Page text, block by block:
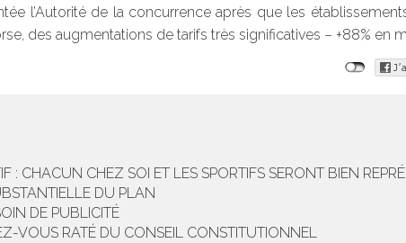
l’Autorité de la concurrence après que les
des augmentations de tarifs très significatives – +88% en
: CHACUN CHEZ SOI ET LES SPORTIFS SERONT BIEN
DU PLAN
DE PUBLICITÉ
VOUS RATÉ DU CONSEIL CONSTITUTIONNEL